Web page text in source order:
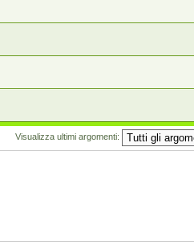
Visualizza ultimi argomenti: